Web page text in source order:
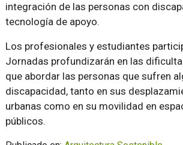
integración de las personas con
tecnología de apoyo.
Los profesionales y estudiantes
Jornadas profundizarán en las
que abordar las personas que sufren
discapacidad, tanto en sus
urbanas como en su movilidad en
públicos.